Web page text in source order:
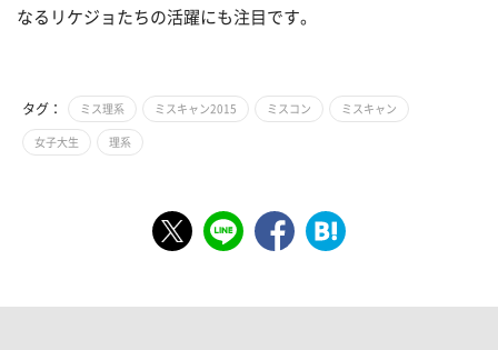
なるリケジョたちの活躍にも注目です。
タグ： ミス理系 ミスキャン2015 ミスコン ミスキャン
女子大生 理系